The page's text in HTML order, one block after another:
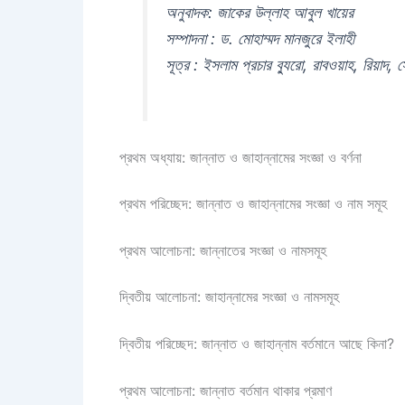
অনুবাদক: জাকের উল্লাহ আবুল খায়ের
সম্পাদনা : ড. মোহাম্মদ মানজুরে ইলাহী
সূত্র : ইসলাম প্রচার ব্যুরো, রাবওয়াহ, রিয়াদ,
প্রথম অধ্যায়: জান্নাত ও জাহান্নামের সংজ্ঞা ও বর্ণনা
প্রথম পরিচ্ছেদ: জান্নাত ও জাহান্নামের সংজ্ঞা ও নাম সমূহ
প্রথম আলোচনা: জান্নাতের সংজ্ঞা ও নামসমূহ
দ্বিতীয় আলোচনা: জাহান্নামের সংজ্ঞা ও নামসমূহ
দ্বিতীয় পরিচ্ছেদ: জান্নাত ও জাহান্নাম বর্তমানে আছে কিনা?
প্রথম আলোচনা: জান্নাত বর্তমান থাকার প্রমাণ